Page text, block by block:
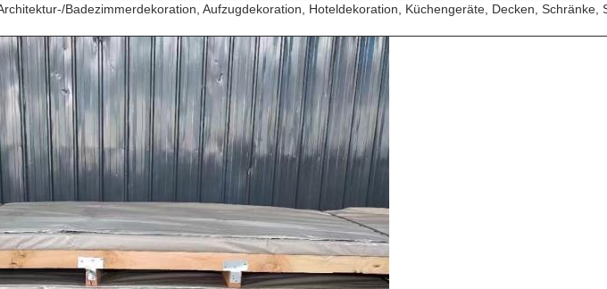
Badezimmerdekoration, Aufzugdekoration, Hoteldekoration, Küchengeräte, Decken, Schränke,